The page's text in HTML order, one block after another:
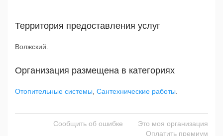
Территория предоставления услуг
Волжский.
Организация размещена в категориях
Отопительные системы Сантехнические работы
Сообщить об ошибке
Это моя организация
Оплатить премиум